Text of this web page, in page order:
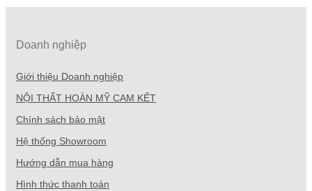
Doanh nghiệp
Giới thiệu Doanh nghiệp
NỘI THẤT HOÀN MỸ CAM KẾT
Chính sách bảo mật
Hệ thống Showroom
Hướng dẫn mua hàng
Hình thức thanh toán